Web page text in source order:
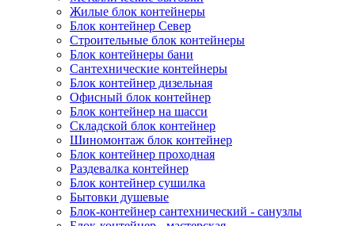
Жилые блок контейнеры
Блок контейнер Север
Строительные блок контейнеры
Блок контейнеры бани
Сантехнические контейнеры
Блок контейнер дизельная
Офисный блок контейнер
Блок контейнер на шасси
Складской блок контейнер
Шиномонтаж блок контейнер
Блок контейнер проходная
Раздевалка контейнер
Блок контейнер сушилка
Бытовки душевые
Блок-контейнер сантехнический - санузлы